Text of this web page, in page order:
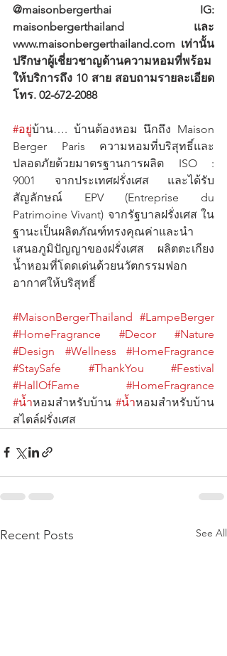
@maisonbergerthai IG:
maisonbergerthailand และ
www.maisonbergerthailand.com เท่านั้น
ปรึกษาผู้เชี่ยวชาญด้านความหอมที่พร้อม
ให้บริการถึง 10 สาย สอบถามรายละเอียด
โทร. 02-672-2088
#อยู่บ้าน…. บ้านต้องหอม นึกถึง Maison
Berger Paris ความหอมที่บริสุทธิ์และ
ปลอดภัยด้วยมาตรฐานการผลิต ISO :
9001 จากประเทศฝรั่งเศส และได้รับ
สัญลักษณ์ EPV (Entreprise du
Patrimoine Vivant) จากรัฐบาลฝรั่งเศส ใน
ฐานะเป็นผลิตภัณฑ์ทรงคุณค่าและนำ
เสนอภูมิปัญญาของฝรั่งเศส ผลิตตะเกียง
น้ำหอมที่โดดเด่นด้วยนวัตกรรมฟอก
อากาศให้บริสุทธิ์
#MaisonBergerThailand #LampeBerger
#HomeFragrance
#Decor
#Nature
#Design
#Wellness
#HomeFragrance
#StaySafe
#ThankYou
#Festival
#HallOfFame
#HomeFragrance
#น้ำหอมสำหรับบ้าน #น้ำหอมสำหรับบ้าน
สไตล์ฝรั่งเศส
Recent Posts See All